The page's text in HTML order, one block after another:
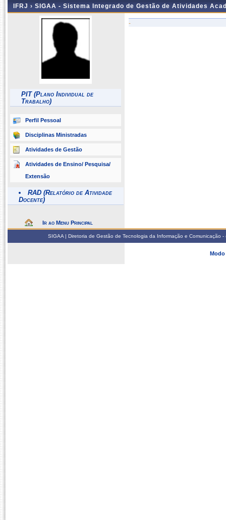
IFRJ › SIGAA - Sistema Integrado de Gestão de Atividades
PIT (Plano Individual de
Trabalho)
Perfil Pessoal
Disciplinas Ministradas
Atividades de Gestão
Atividades de Ensino/ Pesquisa/
Extensão
RAD (Relatório de Atividade
Docente)
Ir ao Menu Principal
-
SIGAA | Diretoria de Gestão de Tecnologia da Informação e
Modo